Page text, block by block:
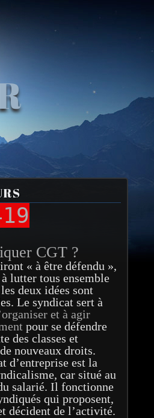
CGT ?
« à être défendu »,
à lutter tous ensemble
deux idées sont
Le syndicat sert à
et à agir
pour se défendre
des classes et
nouveaux droits.
d’entreprise est la
car situé au
salarié. Il fonctionne
qui proposent,
décident de l’activité.